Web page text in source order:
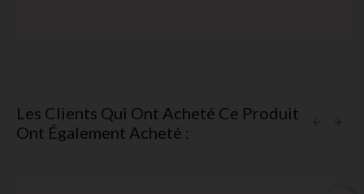
Les Clients Qui Ont Acheté Ce Produit
Ont Également Acheté :